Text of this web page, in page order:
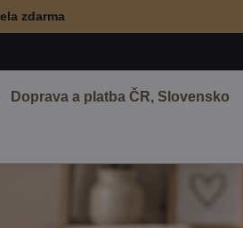
zdarma
Doprava a platba ČR, Slovensko